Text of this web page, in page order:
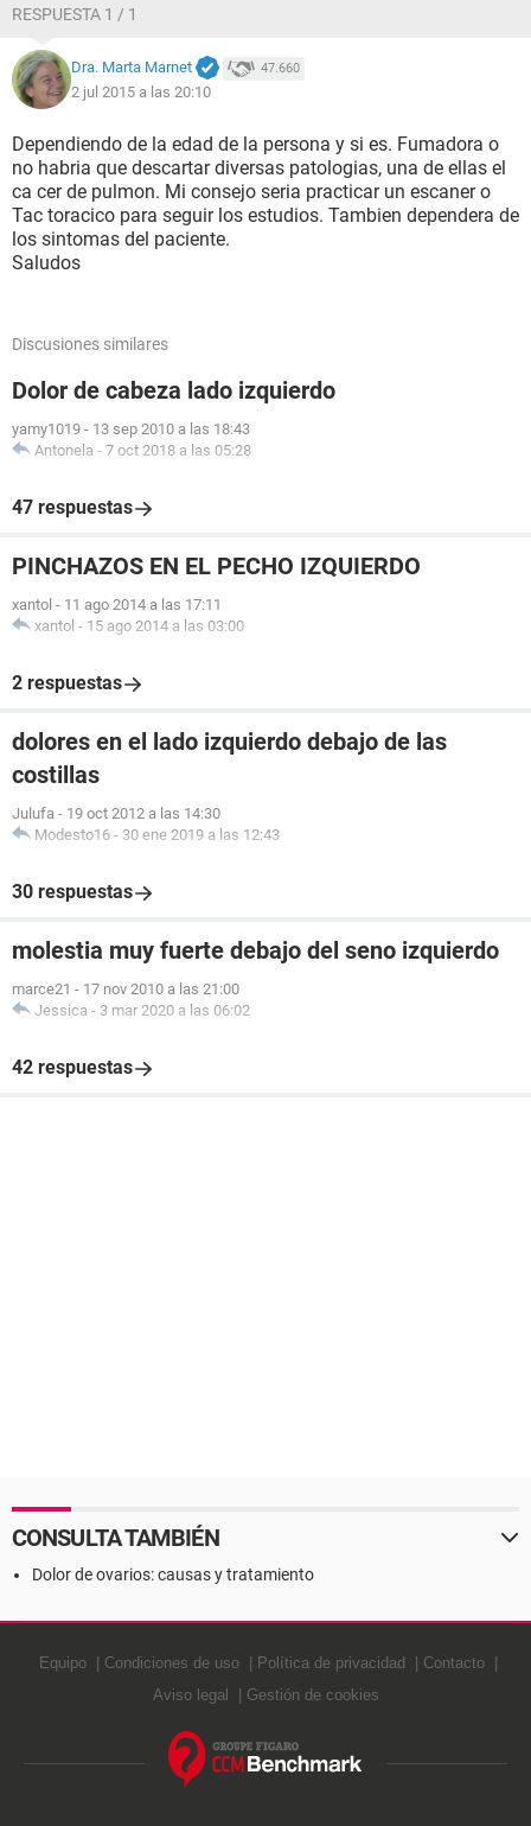
RESPUESTA 1 / 1
Dra. Marta Marnet 47.660
2 jul 2015 a las 20:10
Dependiendo de la edad de la persona y si es. Fumadora o
no habria que descartar diversas patologias, una de ellas el
ca cer de pulmon. Mi consejo seria practicar un escaner o
Tac toracico para seguir los estudios. Tambien dependera de
los sintomas del paciente.
Saludos
Discusiones similares
Dolor de cabeza lado izquierdo
yamy1019 - 13 sep 2010 a las 18:43
Antonela - 7 oct 2018 a las 05:28
47 respuestas
PINCHAZOS EN EL PECHO IZQUIERDO
xantol - 11 ago 2014 a las 17:11
xantol - 15 ago 2014 a las 03:00
2 respuestas
dolores en el lado izquierdo debajo de las
costillas
Julufa - 19 oct 2012 a las 14:30
Modesto16 - 30 ene 2019 a las 12:43
30 respuestas
molestia muy fuerte debajo del seno izquierdo
marce21 - 17 nov 2010 a las 21:00
Jessica - 3 mar 2020 a las 06:02
42 respuestas
CONSULTA TAMBIÉN
Dolor de ovarios: causas y tratamiento
Equipo Condiciones de uso Política de privacidad
Contacto
Aviso legal
Gestión de cookies